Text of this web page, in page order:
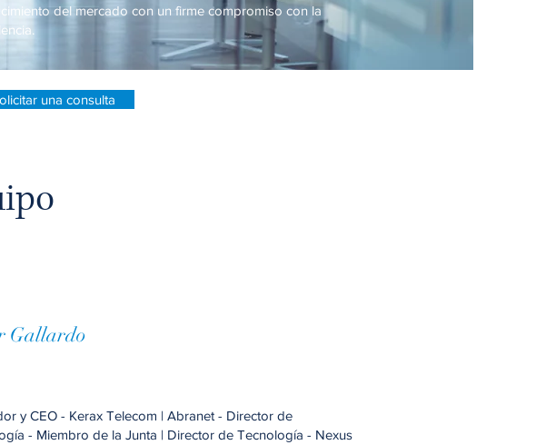
del mercado con un firme compromiso con la
una consulta
Gallardo
y CEO - Kerax Telecom | Abranet - Director de
- Miembro de la Junta | Director de Tecnología - Nexus